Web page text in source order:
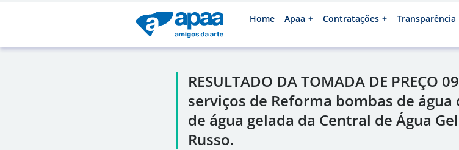
Home Apaa Contratações Transparência
RESULTADO DA TOMADA DE PREÇO
serviços de Reforma bombas de
de água gelada da Central de Água
Russo.